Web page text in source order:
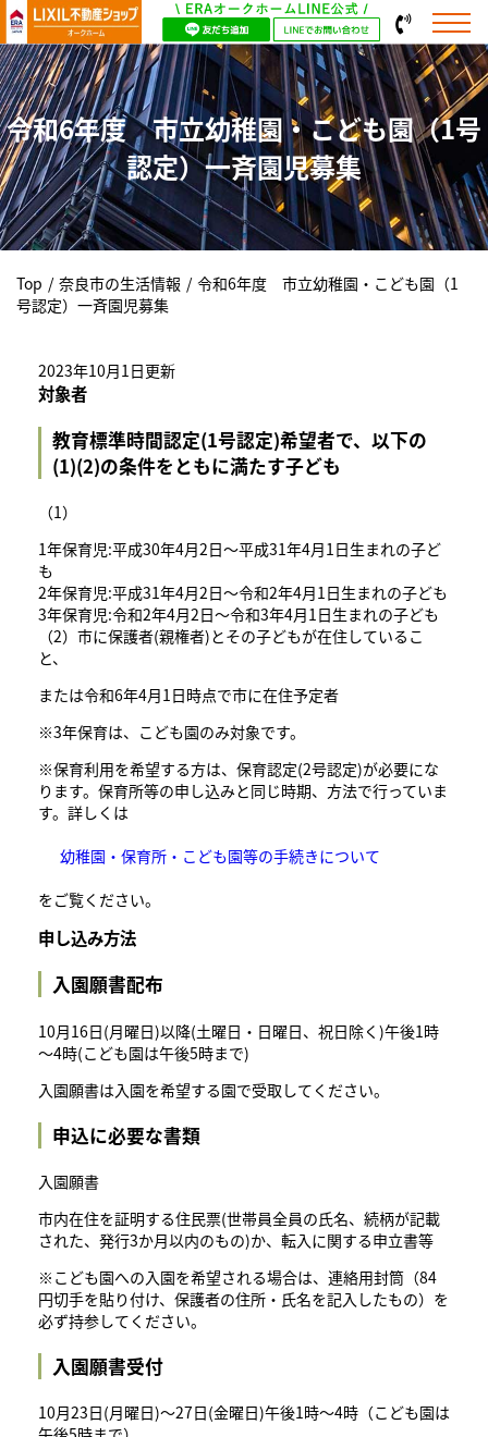
令和6年度 市立幼稚園・こども園（1号
認定）一斉園児募集
Top / 奈良市の生活情報 / 令和6年度 市立幼稚園・こども園（1
号認定）一斉園児募集
2023年10月1日更新
対象者
教育標準時間認定(1号認定)希望者で、以下の
(1)(2)の条件をともに満たす子ども
（1）
1年保育児:平成30年4月2日～平成31年4月1日生まれの子ど
も
2年保育児:平成31年4月2日～令和2年4月1日生まれの子ども
3年保育児:令和2年4月2日～令和3年4月1日生まれの子ども
（2）市に保護者(親権者)とその子どもが在住しているこ
と、
または令和6年4月1日時点で市に在住予定者
※3年保育は、こども園のみ対象です。
※保育利用を希望する方は、保育認定(2号認定)が必要にな
ります。保育所等の申し込みと同じ時期、方法で行っていま
す。詳しくは
幼稚園・保育所・こども園等の手続きについて
をご覧ください。
申し込み方法
入園願書配布
10月16日(月曜日)以降(土曜日・日曜日、祝日除く)午後1時
～4時(こども園は午後5時まで)
入園願書は入園を希望する園で受取してください。
申込に必要な書類
入園願書
市内在住を証明する住民票(世帯員全員の氏名、続柄が記載
された、発行3か月以内のもの)か、転入に関する申立書等
※こども園への入園を希望される場合は、連絡用封筒（84
円切手を貼り付け、保護者の住所・氏名を記入したもの）を
必ず持参してください。
入園願書受付
10月23日(月曜日)～27日(金曜日)午後1時～4時（こども園は